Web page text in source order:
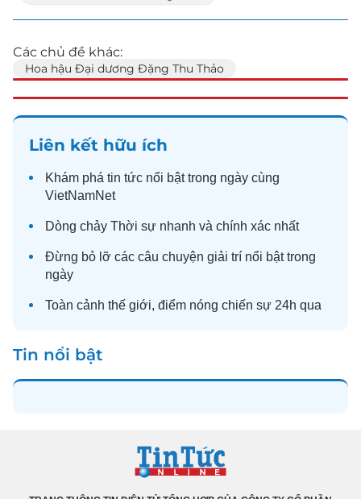
Các chủ đề khác:
Hoa hậu Đại dương Đặng Thu Thảo
Liên kết hữu ích
Khám phá tin tức nổi bật trong ngày cùng
VietNamNet
Dòng chảy Thời sự nhanh và chính xác nhất
Đừng bỏ lỡ các câu chuyện giải trí nổi bật trong
ngày
Toàn cảnh thế giới, điểm nóng chiến sự 24h qua
Tin nổi bật